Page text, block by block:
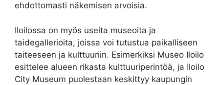
ehdottomasti näkemisen arvoisia.
Iloilossa on myös useita museoita ja
taidegallerioita, joissa voi tutustua paikalliseen
taiteeseen ja kulttuuriin. Esimerkiksi Museo Iloilo
esittelee alueen rikasta kulttuuriperintöä, ja Iloilo
City Museum puolestaan keskittyy kaupungin